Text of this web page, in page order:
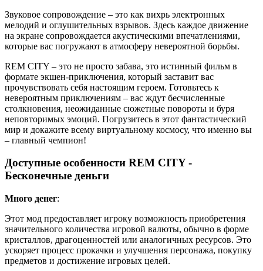
Звуковое сопровождение – это как вихрь электронных
мелодий и оглушительных взрывов. Здесь каждое движение
на экране сопровождается акустическими впечатлениями,
которые вас погружают в атмосферу невероятной борьбы.
REM CITY – это не просто забава, это истинный фильм в
формате экшен-приключения, который заставит вас
прочувствовать себя настоящим героем. Готовьтесь к
невероятным приключениям – вас ждут бесчисленные
столкновения, неожиданные сюжетные повороты и буря
неповторимых эмоций. Погрузитесь в этот фантастический
мир и докажите всему виртуальному космосу, что именно вы
– главный чемпион!
Доступные особенности REM CITY -
Бесконечные деньги
Много денег:
Этот мод предоставляет игроку возможность приобретения
значительного количества игровой валюты, обычно в форме
кристаллов, драгоценностей или аналогичных ресурсов. Это
ускоряет процесс прокачки и улучшения персонажа, покупку
предметов и достижение игровых целей.